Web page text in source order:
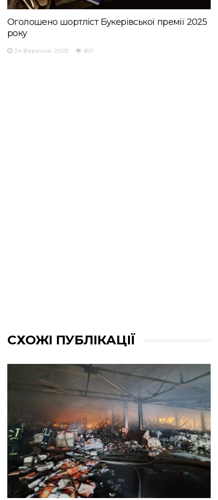
Оголошено шортліст Букерівської премії 2025
року
24 Вересня, 2025 699
СХОЖІ ПУБЛІКАЦІЇ